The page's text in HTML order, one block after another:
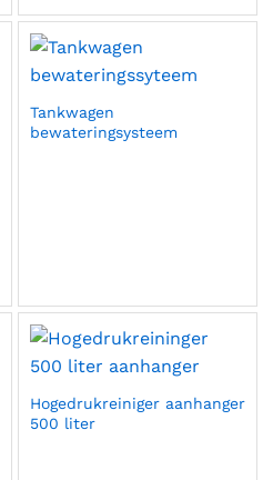
Tankwagen
bewateringsysteem
Hogedrukreiniger aanhanger
500 liter